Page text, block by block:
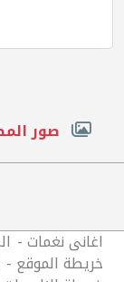
صور
اغانى نغمات
خريطة الموقع